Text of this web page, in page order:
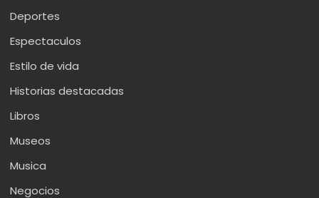
Deportes
Espectaculos
Estilo de vida
Historias destacadas
Libros
Museos
Musica
Negocios